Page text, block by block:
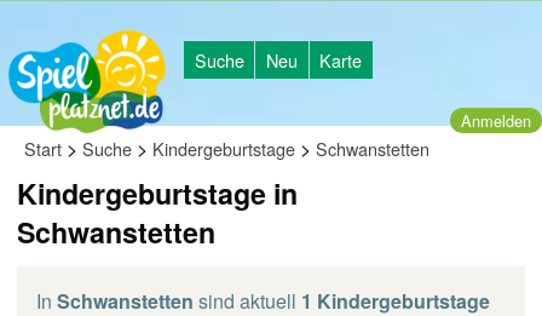
Suche Neu Karte
Anmelden
Start > Suche > Kindergeburtstage > Schwanstetten
Kindergeburtstage in
Schwanstetten
In Schwanstetten sind aktuell 1 Kindergeburtstage